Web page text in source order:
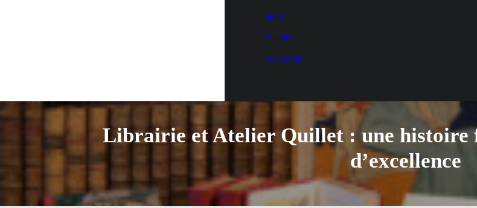
Sport
Theater
Tourismus
Librairie et Atelier Quillet : une histoire
d’excellence